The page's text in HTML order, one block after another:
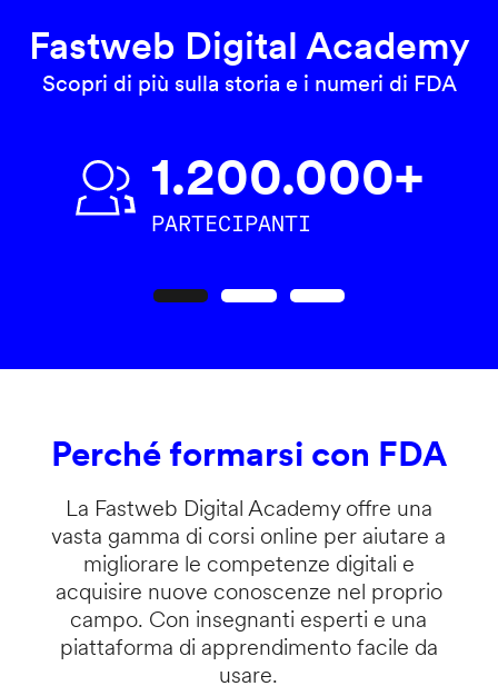
Fastweb Digital Academy
Scopri di più sulla storia e i numeri di FDA
1.200.000+
PARTECIPANTI
Perché formarsi con FDA
La Fastweb Digital Academy offre una
vasta gamma di corsi online per aiutare a
migliorare le competenze digitali e
acquisire nuove conoscenze nel proprio
campo. Con insegnanti esperti e una
piattaforma di apprendimento facile da
usare.